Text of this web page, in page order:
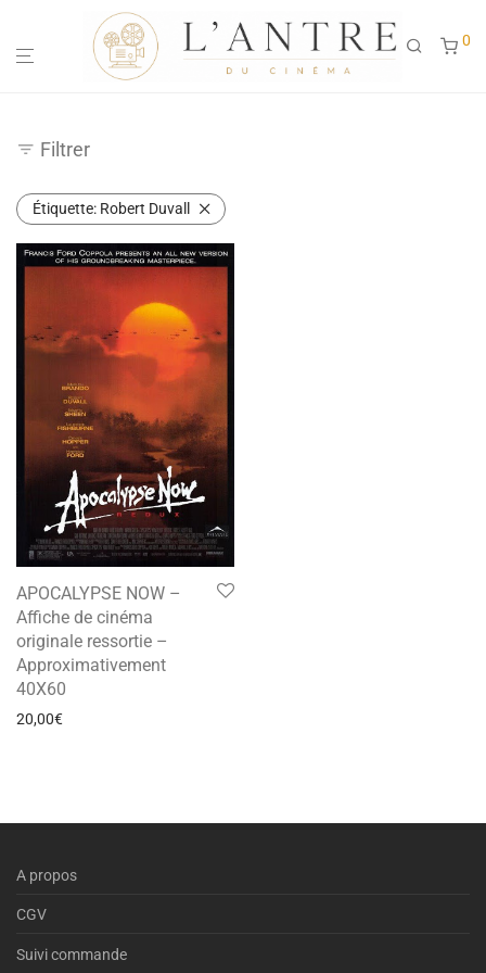
0
Filtrer
Étiquette: Robert Duvall
APOCALYPSE NOW –
Affiche de cinéma
originale ressortie –
Approximativement
40X60
20,00€
A propos
CGV
Suivi commande